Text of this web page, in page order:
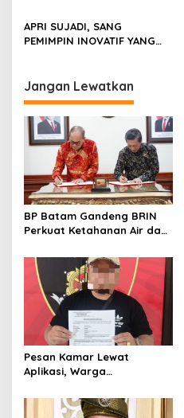
Pemerintah Kian Inovatif
APRI SUJADI, SANG
PEMIMPIN INOVATIF YANG
BINTAN
Jangan Lewatkan
BP Batam Gandeng BRIN
Perkuat Ketahanan Air dan
Pesan Kamar Lewat
Aplikasi, Warga
Korban Penipuan di Batam